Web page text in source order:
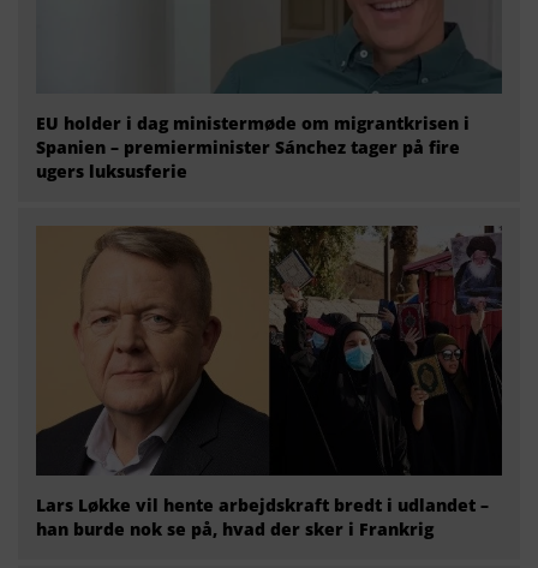
EU holder i dag ministermøde om migrantkrisen i
Spanien – premierminister Sánchez tager på fire
ugers luksusferie
Lars Løkke vil hente arbejdskraft bredt i udlandet –
han burde nok se på, hvad der sker i Frankrig